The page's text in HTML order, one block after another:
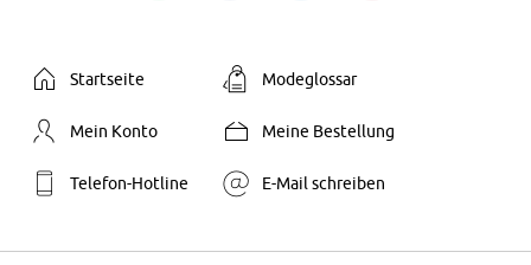
Startseite Modeglossar
Mein Konto Meine Bestellung
Telefon-Hotline E-Mail schreiben